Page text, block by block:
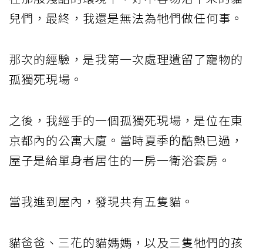
兒們，最終，我還是無法為牠們做任何事。
那次的經驗，是我第一次處理遺留了寵物的
孤獨死現場。
之後，我經手的一個孤獨死現場，是位在東
京都內的公寓大廈。當時夏季的酷熱已過，
屋子是給單身者居住的一房一衛浴套房。
當我進到屋內，發現共有五隻貓。
貓爸爸、三花的貓媽媽，以及三隻牠們的孩